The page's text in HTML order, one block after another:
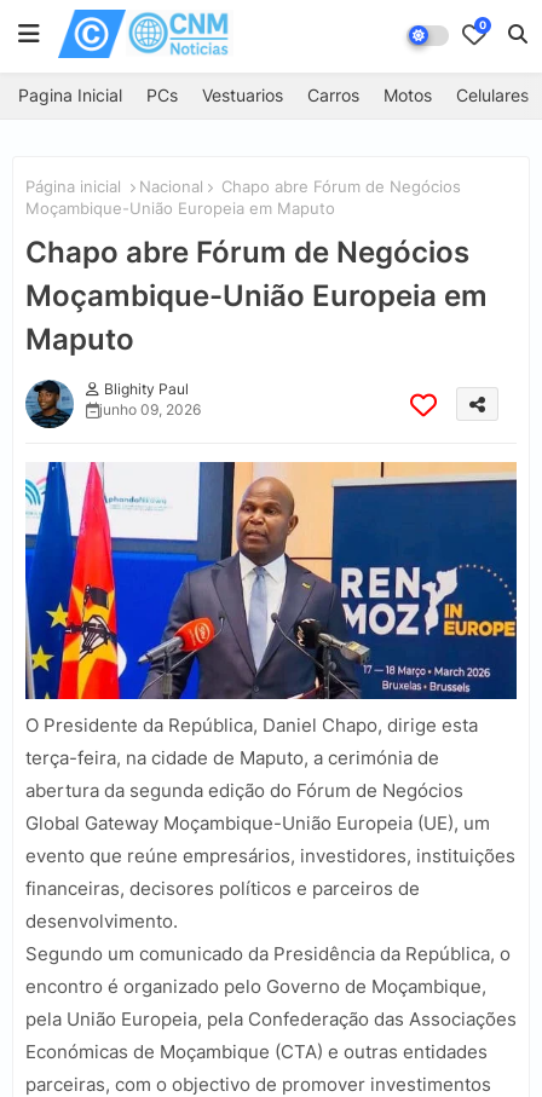
0
Pagina Inicial PCs Vestuarios Carros Motos Celulares
Página inicial Nacional
Chapo abre Fórum de Negócios
Moçambique-União Europeia em Maputo
Chapo abre Fórum de Negócios
Moçambique-União Europeia em
Maputo
Blighity Paul
junho 09, 2026
O Presidente da República, Daniel Chapo, dirige esta
terça-feira, na cidade de Maputo, a cerimónia de
abertura da segunda edição do Fórum de Negócios
Global Gateway Moçambique-União Europeia (UE), um
evento que reúne empresários, investidores, instituições
financeiras, decisores políticos e parceiros de
desenvolvimento.
Segundo um comunicado da Presidência da República, o
encontro é organizado pelo Governo de Moçambique,
pela União Europeia, pela Confederação das Associações
Económicas de Moçambique (CTA) e outras entidades
parceiras, com o objectivo de promover investimentos